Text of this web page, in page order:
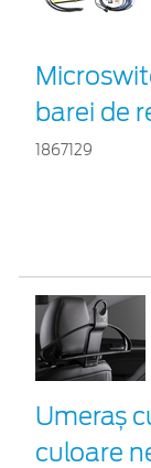
barei de
1867129
Umeraș
culoare